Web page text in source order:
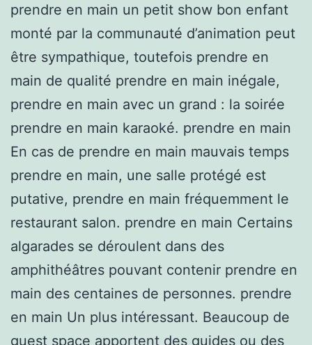
prendre en main un petit show bon enfant
monté par la communauté d’animation peut
être sympathique, toutefois prendre en
main de qualité prendre en main inégale,
prendre en main avec un grand : la soirée
prendre en main karaoké. prendre en main
En cas de prendre en main mauvais temps
prendre en main, une salle protégé est
putative, prendre en main fréquemment le
restaurant salon. prendre en main Certains
algarades se déroulent dans des
amphithéâtres pouvant contenir prendre en
main des centaines de personnes. prendre
en main Un plus intéressant. Beaucoup de
guest space apportent des guides ou des